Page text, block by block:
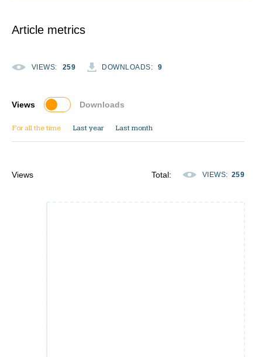
Article metrics
VIEWS: 259 DOWNLOADS: 9
For all the time Last year Last month
Views Downloads
Views Total: VIEWS: 259